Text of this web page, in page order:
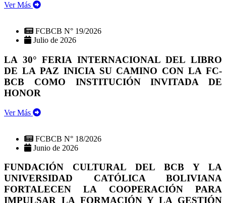
Ver Más
FCBCB N° 19/2026
Julio de 2026
LA 30° FERIA INTERNACIONAL DEL LIBRO
DE LA PAZ INICIA SU CAMINO CON LA FC-
BCB COMO INSTITUCIÓN INVITADA DE
HONOR
Ver Más
FCBCB N° 18/2026
Junio de 2026
FUNDACIÓN CULTURAL DEL BCB Y LA
UNIVERSIDAD CATÓLICA BOLIVIANA
FORTALECEN LA COOPERACIÓN PARA
IMPULSAR LA FORMACIÓN Y LA GESTIÓN